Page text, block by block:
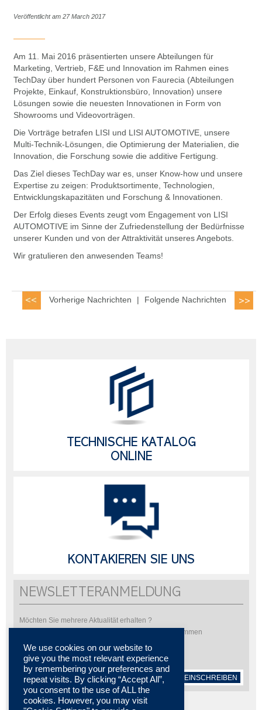
Veröffentlicht am 27 March 2017
Am 11. Mai 2016 präsentierten unsere Abteilungen für
Marketing, Vertrieb, F&E und Innovation im Rahmen eines
TechDay über hundert Personen von Faurecia (Abteilungen
Projekte, Einkauf, Konstruktionsbüro, Innovation) unsere
Lösungen sowie die neuesten Innovationen in Form von
Showrooms und Videovorträgen.
Die Vorträge betrafen LISI und LISI AUTOMOTIVE, unsere
Multi-Technik-Lösungen, die Optimierung der Materialien, die
Innovation, die Forschung sowie die additive Fertigung.
Das Ziel dieses TechDay war es, unser Know-how und unsere
Expertise zu zeigen: Produktsortimente, Technologien,
Entwicklungskapazitäten und Forschung & Innovationen.
Der Erfolg dieses Events zeugt vom Engagement von LISI
AUTOMOTIVE im Sinne der Zufriedenstellung der Bedürfnisse
unserer Kunden und von der Attraktivität unseres Angebots.
Wir gratulieren den anwesenden Teams!
Vorherige Nachrichten | Folgende Nachrichten
TECHNISCHE KATALOG
ONLINE
KONTAKIEREN SIE UNS
NEWSLETTERANMELDUNG
Möchten Sie mehrere Aktualität erhalten ?
Bitte abonnieren Sie um unsere Newsletter zu bekommen
EINSCHREIBEN
We use cookies on our website to
give you the most relevant experience
by remembering your preferences and
repeat visits. By clicking “Accept All”,
you consent to the use of ALL the
cookies. However, you may visit